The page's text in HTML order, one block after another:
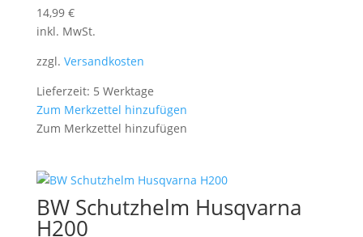
14,99 €
inkl. MwSt.
zzgl. Versandkosten
Lieferzeit: 5 Werktage
Zum Merkzettel hinzufügen
Zum Merkzettel hinzufügen
BW Schutzhelm Husqvarna
H200